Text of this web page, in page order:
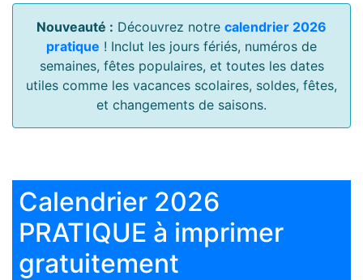
Nouveauté : Découvrez notre calendrier 2026
pratique ! Inclut les jours fériés, numéros de
semaines, fêtes populaires, et toutes les dates
utiles comme les vacances scolaires, soldes, fêtes,
et changements de saisons.
Calendrier 2026
PRATIQUE à imprimer
gratuitement